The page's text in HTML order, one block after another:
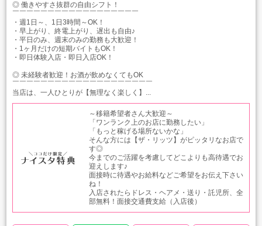
◎ 働きやすさ抜群の自由シフト！
￣￣￣￣￣￣￣￣￣￣￣￣￣￣￣￣￣￣
・週1日～、1日3時間～OK！
・早上がり、終電上がり、遅出も自由♪
・平日のみ、週末のみの勤務も大歓迎！
・1ヶ月だけの短期バイトもOK！
・即日体験入店・即日入店OK！
◎ 未経験者歓迎！お酒が飲めなくてもOK
￣￣￣￣￣￣￣￣￣￣￣￣￣￣￣￣￣￣￣￣
当店は、一人ひとりが【無理なく楽しく】...
～移籍希望者さん大歓迎～
「ワンランク上のお店に勤務したい」
「もっと稼げる場所ないかな」
そんな方には【ザ・リッツ】がピッタリなお店で
す◎
今までのご活躍を考慮してどこよりも高待遇でお
迎えします♪
面接時に待遇やお給料などご希望をお伝え下さい
ね！
入店されたらドレス・ヘアメ・送り・託児所、全
部無料！面接交通費支給（入店後）